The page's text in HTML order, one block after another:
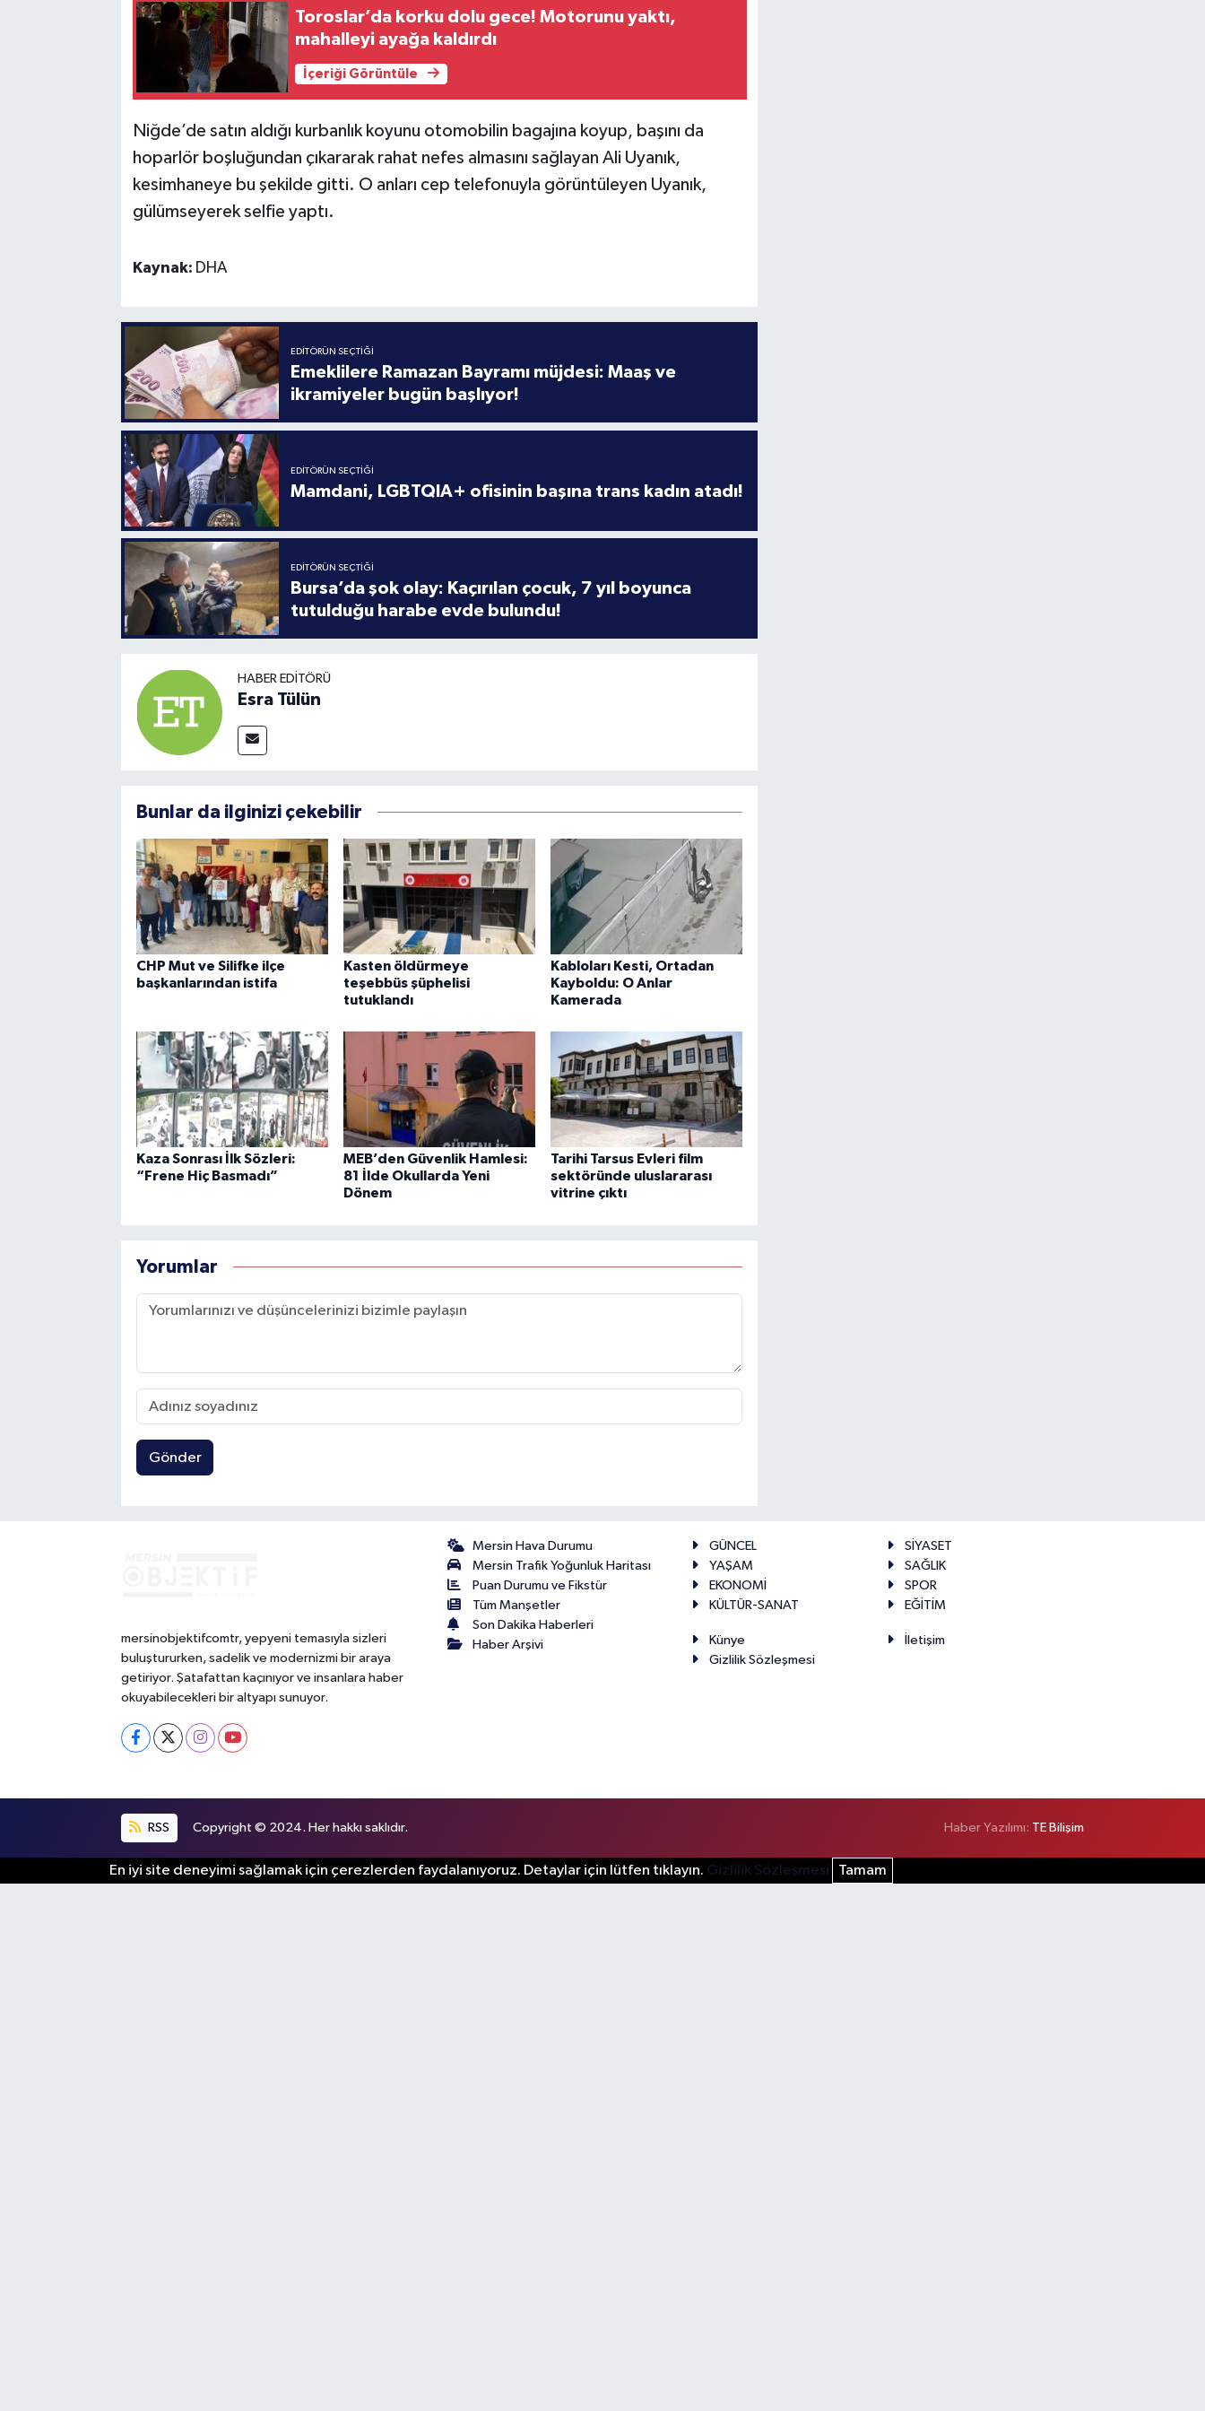
Toroslar’da korku dolu gece! Motorunu yaktı,
mahalleyi ayağa kaldırdı
İçeriği Görüntüle
Niğde’de satın aldığı kurbanlık koyunu otomobilin bagajına koyup, başını da
hoparlör boşluğundan çıkararak rahat nefes almasını sağlayan Ali Uyanık,
kesimhaneye bu şekilde gitti. O anları cep telefonuyla görüntüleyen Uyanık,
gülümseyerek selfie yaptı.
Kaynak: DHA
EDITÖRÜN SEÇTIĞI
Emeklilere Ramazan Bayramı müjdesi: Maaş ve
ikramiyeler bugün başlıyor!
EDITÖRÜN SEÇTIĞI
Mamdani, LGBTQIA+ ofisinin başına trans kadın atadı!
EDITÖRÜN SEÇTIĞI
Bursa’da şok olay: Kaçırılan çocuk, 7 yıl boyunca
tutulduğu harabe evde bulundu!
HABER EDITÖRÜ
Esra Tülün
Bunlar da ilginizi çekebilir
CHP Mut ve Silifke ilçe
başkanlarından istifa
Kasten öldürmeye
teşebbüs şüphelisi
tutuklandı
Kabloları Kesti, Ortadan
Kayboldu: O Anlar
Kamerada
Kaza Sonrası İlk Sözleri:
“Frene Hiç Basmadı”
MEB’den Güvenlik Hamlesi:
81 İlde Okullarda Yeni
Dönem
Tarihi Tarsus Evleri film
sektöründe uluslararası
vitrine çıktı
Yorumlar
Gönder
mersinobjektifcomtr, yepyeni temasıyla sizleri
buluştururken, sadelik ve modernizmi bir araya
getiriyor. Şatafattan kaçınıyor ve insanlara haber
okuyabilecekleri bir altyapı sunuyor.
Mersin Hava Durumu
Mersin Trafik Yoğunluk Haritası
Puan Durumu ve Fikstür
Tüm Manşetler
Son Dakika Haberleri
Haber Arşivi
GÜNCEL
SİYASET
YAŞAM
SAĞLIK
EKONOMİ
SPOR
KÜLTÜR-SANAT
EĞİTİM
Künye
İletişim
Gizlilik Sözleşmesi
RSS Copyright © 2024. Her hakkı saklıdır. Haber Yazılımı: TE Bilişim
En iyi site deneyimi sağlamak için çerezlerden faydalanıyoruz. Detaylar için lütfen tıklayın. Gizlilik Sözleşmesi Tamam